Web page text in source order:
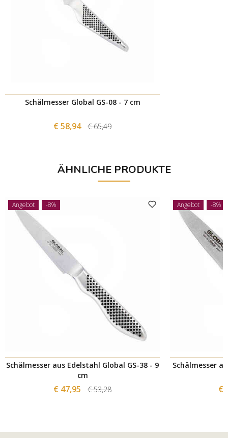
Schälmesser Global GS-08 - 7 cm
€ 58,94 € 65,49
ÄHNLICHE PRODUKTE
Angebot -8%
Schälmesser aus Edelstahl Global GS-38 - 9
cm
€ 47,95 € 53,28
Angebot -8%
Schälmesser
€